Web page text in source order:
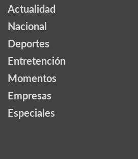
Actualidad
Nacional
Deportes
Entretención
Momentos
Empresas
Especiales